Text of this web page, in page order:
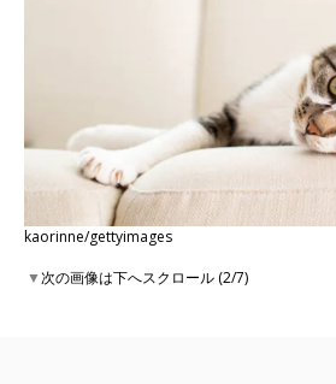
kaorinne/gettyimages
▼次の画像は下へスクロール (2/7)